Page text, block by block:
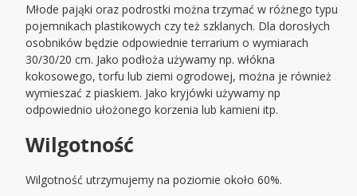
Młode pająki oraz podrostki można trzymać w różnego typu
pojemnikach plastikowych czy też szklanych. Dla dorosłych
osobników będzie odpowiednie terrarium o wymiarach
30/30/20 cm. Jako podłoża używamy np. włókna
kokosowego, torfu lub ziemi ogrodowej, można je również
wymieszać z piaskiem. Jako kryjówki używamy np
odpowiednio ułożonego korzenia lub kamieni itp.
Wilgotność
Wilgotność utrzymujemy na poziomie około 60%.